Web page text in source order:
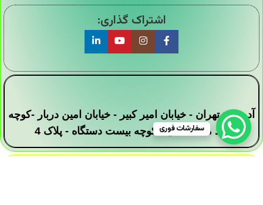
اشتراک گذاری:
آدرس : تهران - خیابان امیر کبیر - خیابان امین دربار -کوچه
سید محمد علی - کوچه بیست دستگاه - پلاک 4
سفارشات فوری